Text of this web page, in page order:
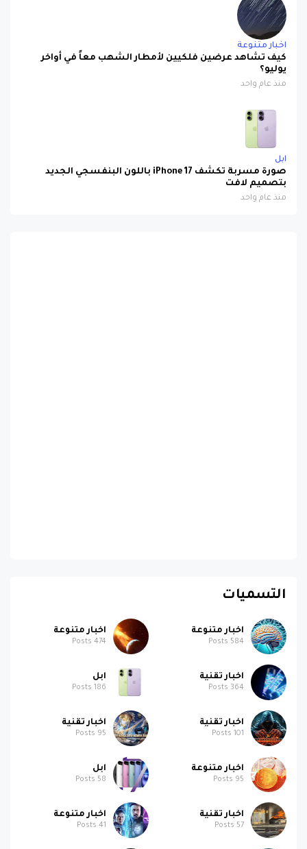
اخبار متنوعة
كيف تشاهد عرضين فلكيين لأمطار الشهب معاً في أواخر
يوليو؟
منذ عام واحد
ابل
صورة مسربة تكشف iPhone 17 باللون البنفسجي الجديد
بتصميم لافت
منذ عام واحد
التسميات
اخبار متنوعة
584
اخبار متنوعة
474
اخبار تقنية
364
ابل
186
اخبار تقنية
101
اخبار تقنية
95
اخبار متنوعة
95
ابل
58
اخبار تقنية
57
اخبار متنوعة
41